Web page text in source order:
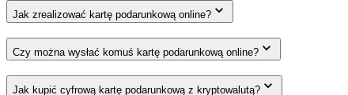
Jak zrealizować kartę podarunkową online?
Czy można wysłać komuś kartę podarunkową online?
Jak kupić cyfrową kartę podarunkową z kryptowalutą?